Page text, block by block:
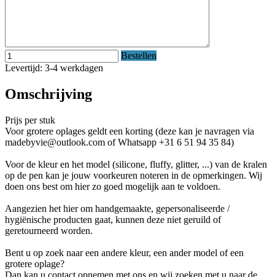
Bestellen
Levertijd: 3-4 werkdagen
Omschrijving
Prijs per stuk
Voor grotere oplages geldt een korting (deze kan je navragen via
madebyvie@outlook.com of Whatsapp +31 6 51 94 35 84)
Voor de kleur en het model (silicone, fluffy, glitter, ...) van de kralen
op de pen kan je jouw voorkeuren noteren in de opmerkingen. Wij
doen ons best om hier zo goed mogelijk aan te voldoen.
Aangezien het hier om handgemaakte, gepersonaliseerde /
hygiënische producten gaat, kunnen deze niet geruild of
geretourneerd worden.
Bent u op zoek naar een andere kleur, een ander model of een
grotere oplage?